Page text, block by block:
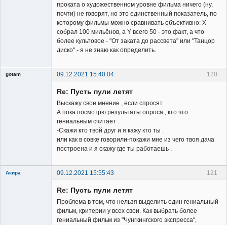
проката о художественном уровне фильма ничего (ну,
почти) не говорят, но это единственный показатель, по
которому фильмы можно сравнивать объективно: Х
собрал 100 мильёнов, а Y всего 50 - это факт, а что
более культовое - "От заката до рассвета" или "Танцор
диско" - я не знаю как определить.
120
gotam
09.12.2021 15:40:04
Re: Пусть пули летят
Выскажу свое мнение , если спросят .
А пока посмотрю результаты опроса , кто что
гениальным считает .
-Скажи кто твой друг и я кажу кто ты .
или как в совке говорили-покажи мне из чего твоя дача
построена и я скажу где ты работаешь .
121
Акира 09.12.2021 15:55:43
Re: Пусть пули летят
Проблема в том, что нельзя выделить один гениальный
фильм, критерии у всех свои. Как выбрать более
гениальный фильм из "Чунгкингского экспресса",